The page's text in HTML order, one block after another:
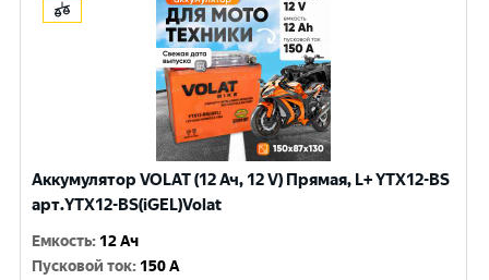
Аккумулятор VOLAT (12 Ач, 12 V) Прямая, L+ YTX12-BS
арт.YTX12-BS(iGEL)Volat
Емкость: 12 Ач
Пусковой ток: 150 A